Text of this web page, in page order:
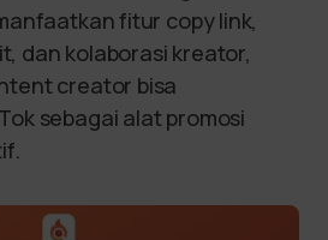
fitur copy link,
dan kolaborasi kreator,
creator bisa
sebagai alat promosi